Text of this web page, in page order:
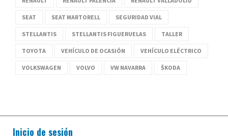
SEAT SEAT MARTORELL SEGURIDAD VIAL
STELLANTIS STELLANTIS FIGUERUELAS TALLER
TOYOTA VEHÍCULO DE OCASIÓN VEHÍCULO ELÉCTRICO
VOLKSWAGEN VOLVO VW NAVARRA ŠKODA
Inicio de sesión